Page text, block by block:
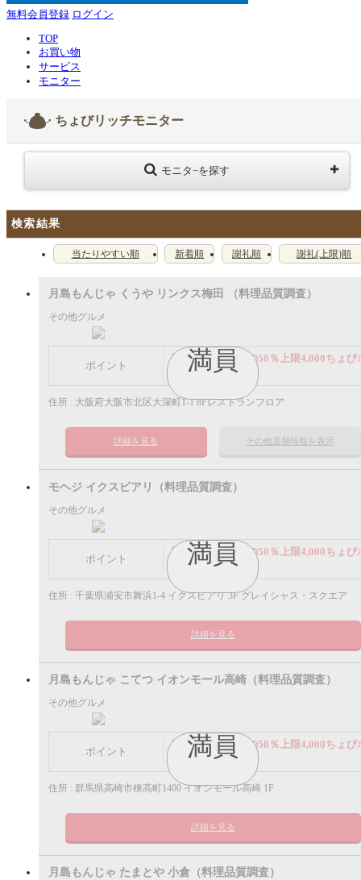
無料会員登録 ログイン
TOP
お買い物
サービス
モニター
ちょびリッチモニター
モニタ−を探す
検索結果
当たりやすい順 新着順 謝礼順 謝礼(上限)順
満員
月島もんじゃ くうや リンクス梅田 （料理品質調査）
その他グルメ
ポイント
謝礼： 飲食代金の50％上限4,000ちょび
イント
住所 : 大阪府大阪市北区大深町1-1 8Fレストランフロア
詳細を見る その他店舗情報を表示
満員
モヘジ イクスピアリ（料理品質調査）
その他グルメ
ポイント
謝礼： 飲食代金の50％上限4,000ちょび
イント
住所 : 千葉県浦安市舞浜1-4 イクスピアリ 3F グレイシャス・スクエア
詳細を見る
満員
月島もんじゃ こてつ イオンモール高崎（料理品質調査）
その他グルメ
ポイント
謝礼： 飲食代金の50％上限4,000ちょび
イント
住所 : 群馬県高崎市棟高町1400 イオンモール高崎 1F
詳細を見る
月島もんじゃ たまとや 小倉（料理品質調査）